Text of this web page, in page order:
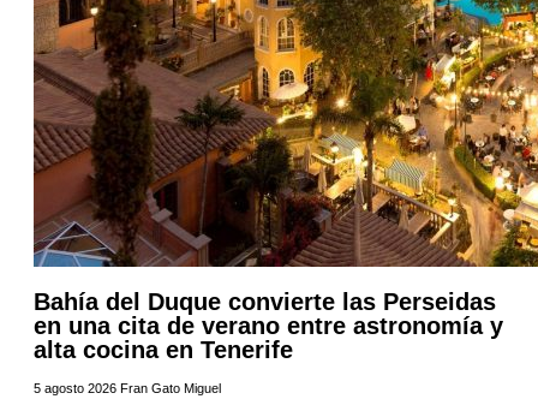
Bahía del Duque convierte las Perseidas
en una cita de verano entre astronomía y
alta cocina en Tenerife
5 agosto 2026 Fran Gato Miguel